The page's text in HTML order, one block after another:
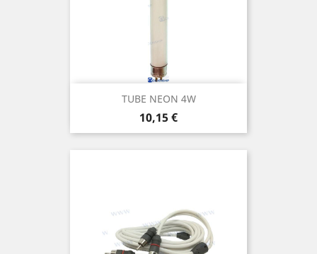
TUBE NEON 4W
Prix
10,15 €